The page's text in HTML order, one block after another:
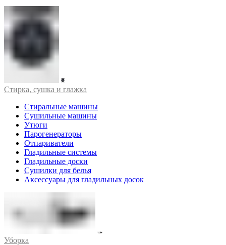
Стирка, сушка и глажка
Стиральные машины
Сушильные машины
Утюги
Парогенераторы
Отпариватели
Гладильные системы
Гладильные доски
Сушилки для белья
Аксессуары для гладильных досок
Уборка